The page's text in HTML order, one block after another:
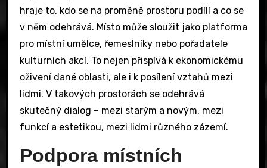
hraje to, kdo se na proměně prostoru podílí a co se
v něm odehrává. Místo může sloužit jako platforma
pro místní umělce, řemeslníky nebo pořadatele
kulturních akcí. To nejen přispívá k ekonomickému
oživení dané oblasti, ale i k posílení vztahů mezi
lidmi. V takových prostorách se odehrává
skutečný dialog – mezi starým a novým, mezi
funkcí a estetikou, mezi lidmi různého zázemí.
Podpora místních